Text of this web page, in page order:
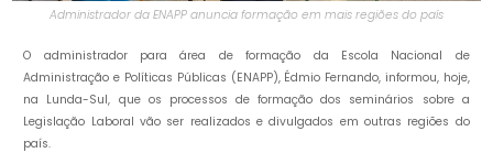
Administrador da ENAPP anuncia formação em mais regiões do país
O administrador para área de formação da Escola Nacional de
Administração e Políticas Públicas (ENAPP), Édmio Fernando, informou, hoje,
na Lunda-Sul, que os processos de formação dos seminários sobre a
Legislação Laboral vão ser realizados e divulgados em outras regiões do
país.